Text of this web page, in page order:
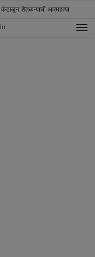
कंटाळून शेतकऱ्याची आत्महत्या